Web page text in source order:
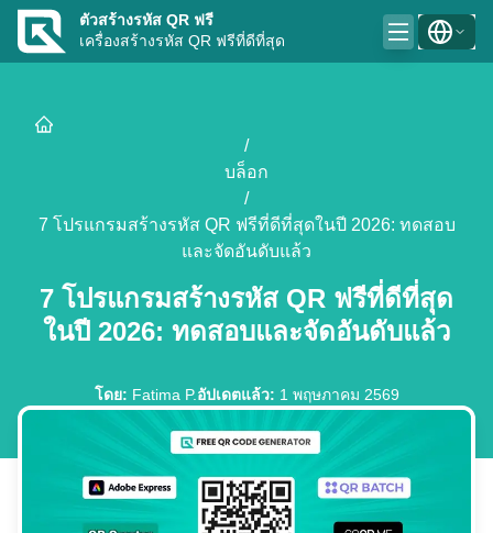
ตัวสร้างรหัส QR ฟรี
เครื่องสร้างรหัส QR ฟรีที่ดีที่สุด
/
บล็อก
/
7 โปรแกรมสร้างรหัส QR ฟรีที่ดีที่สุดในปี 2026: ทดสอบ
และจัดอันดับแล้ว
7 โปรแกรมสร้างรหัส QR ฟรีที่ดีที่สุด
ในปี 2026: ทดสอบและจัดอันดับแล้ว
โดย: Fatima P.อัปเดตแล้ว: 1 พฤษภาคม 2569